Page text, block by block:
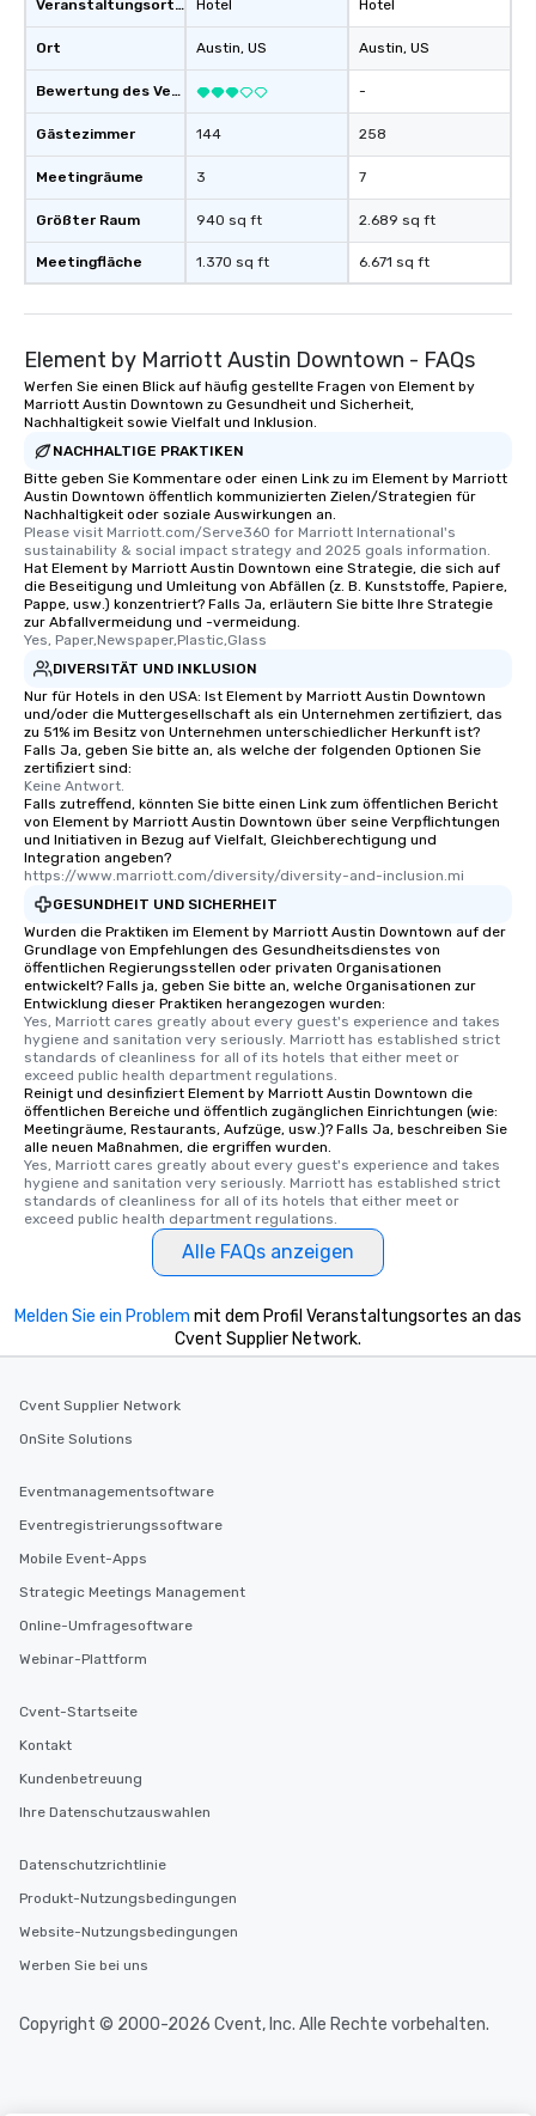
Veranstaltungsortstyp
Ort
Bewertung des Veranstaltungsortes
Gästezimmer
Meetingräume
Größter Raum
Meetingfläche
Hotel
Austin, US
144
3
940 sq ft
1.370 sq ft
Hotel
Austin, US
-
258
7
2.689 sq ft
6.671 sq ft
Element by Marriott Austin Downtown - FAQs
Werfen Sie einen Blick auf häufig gestellte Fragen von Element by
Marriott Austin Downtown zu Gesundheit und Sicherheit,
Nachhaltigkeit sowie Vielfalt und Inklusion.
NACHHALTIGE PRAKTIKEN
Bitte geben Sie Kommentare oder einen Link zu im Element by Marriott
Austin Downtown öffentlich kommunizierten Zielen/Strategien für
Nachhaltigkeit oder soziale Auswirkungen an.
Please visit Marriott.com/Serve360 for Marriott International's
sustainability & social impact strategy and 2025 goals information.
Hat Element by Marriott Austin Downtown eine Strategie, die sich auf
die Beseitigung und Umleitung von Abfällen (z. B. Kunststoffe, Papiere,
Pappe, usw.) konzentriert? Falls Ja, erläutern Sie bitte Ihre Strategie
zur Abfallvermeidung und -vermeidung.
Yes, Paper,Newspaper,Plastic,Glass
DIVERSITÄT UND INKLUSION
Nur für Hotels in den USA: Ist Element by Marriott Austin Downtown
und/oder die Muttergesellschaft als ein Unternehmen zertifiziert, das
zu 51% im Besitz von Unternehmen unterschiedlicher Herkunft ist?
Falls Ja, geben Sie bitte an, als welche der folgenden Optionen Sie
zertifiziert sind:
Keine Antwort.
Falls zutreffend, könnten Sie bitte einen Link zum öffentlichen Bericht
von Element by Marriott Austin Downtown über seine Verpflichtungen
und Initiativen in Bezug auf Vielfalt, Gleichberechtigung und
Integration angeben?
https://www.marriott.com/diversity/diversity-and-inclusion.mi
GESUNDHEIT UND SICHERHEIT
Wurden die Praktiken im Element by Marriott Austin Downtown auf der
Grundlage von Empfehlungen des Gesundheitsdienstes von
öffentlichen Regierungsstellen oder privaten Organisationen
entwickelt? Falls ja, geben Sie bitte an, welche Organisationen zur
Entwicklung dieser Praktiken herangezogen wurden:
Yes, Marriott cares greatly about every guest's experience and takes
hygiene and sanitation very seriously. Marriott has established strict
standards of cleanliness for all of its hotels that either meet or
exceed public health department regulations.
Reinigt und desinfiziert Element by Marriott Austin Downtown die
öffentlichen Bereiche und öffentlich zugänglichen Einrichtungen (wie:
Meetingräume, Restaurants, Aufzüge, usw.)? Falls Ja, beschreiben Sie
alle neuen Maßnahmen, die ergriffen wurden.
Yes, Marriott cares greatly about every guest's experience and takes
hygiene and sanitation very seriously. Marriott has established strict
standards of cleanliness for all of its hotels that either meet or
exceed public health department regulations.
Alle FAQs anzeigen
Melden Sie ein Problem mit dem Profil Veranstaltungsortes an das
Cvent Supplier Network.
Cvent Supplier Network
OnSite Solutions
Eventmanagementsoftware
Eventregistrierungssoftware
Mobile Event-Apps
Strategic Meetings Management
Online-Umfragesoftware
Webinar-Plattform
Cvent-Startseite
Kontakt
Kundenbetreuung
Ihre Datenschutzauswahlen
Datenschutzrichtlinie
Produkt-Nutzungsbedingungen
Website-Nutzungsbedingungen
Werben Sie bei uns
Copyright © 2000-2026 Cvent, Inc. Alle Rechte vorbehalten.